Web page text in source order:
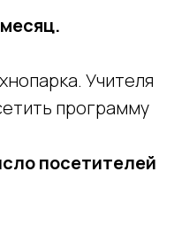
Учителя
программу
посетителей